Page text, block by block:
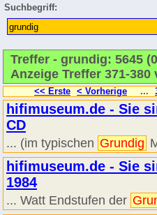
Suchbegriff:
Treffer - grundig: 5645
Anzeige Treffer 371-380
<< Erste < Vorherige ...
hifimuseum.de - Sie
CD
... (im typischen Grundig
hifimuseum.de - Sie
1984
... Watt Endstufen der